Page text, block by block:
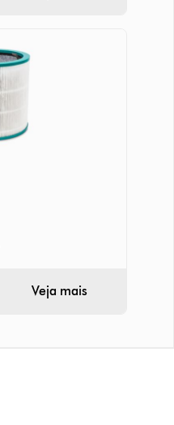
Veja mais